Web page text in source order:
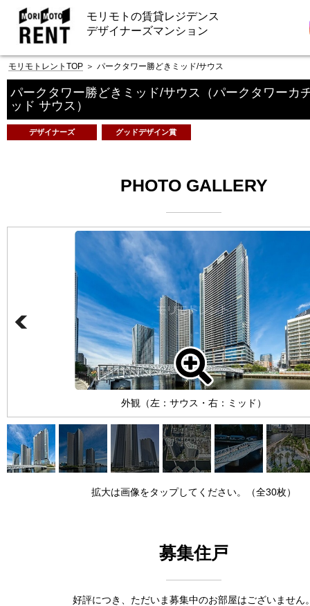
モリモトの賃貸レジデンス
デザイナーズマンション
モリモトレントTOP ＞ パークタワー勝どきミッド/サウス
パークタワー勝どきミッド/サウス
（パークタワーカ
ッド サウス）
デザイナーズ グッドデザイン賞
PHOTO GALLERY
外観（左：サウス・右：ミッド）
拡大は画像をタップしてください。（全30枚）
募集住戸
好評につき、ただいま募集中のお部屋はございません